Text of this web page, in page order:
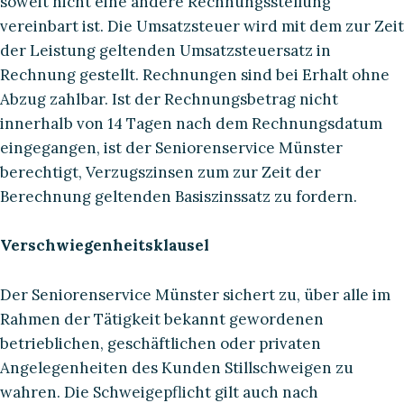
vereinbart ist. Die Umsatzsteuer wird mit dem zur Zeit
der Leistung geltenden Umsatzsteuersatz in
Rechnung gestellt. Rechnungen sind bei Erhalt ohne
Abzug zahlbar. Ist der Rechnungsbetrag nicht
innerhalb von 14 Tagen nach dem Rechnungsdatum
eingegangen, ist der Seniorenservice Münster
berechtigt, Verzugszinsen zum zur Zeit der
Berechnung geltenden Basiszinssatz zu fordern.
Verschwiegenheitsklausel
Der Seniorenservice Münster sichert zu, über alle im
Rahmen der Tätigkeit bekannt gewordenen
betrieblichen, geschäftlichen oder privaten
Angelegenheiten des Kunden Stillschweigen zu
wahren. Die Schweigepflicht gilt auch nach